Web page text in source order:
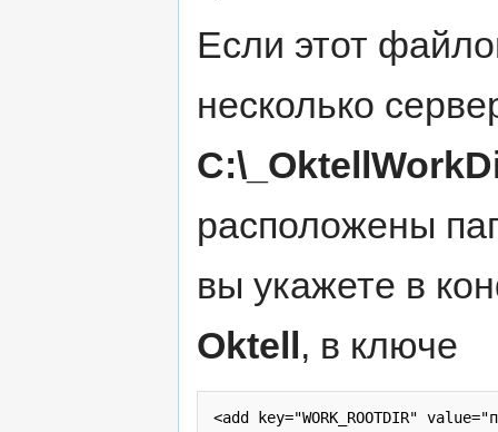
Если этот
несколько
расположены
вы укажете в
Oktell, в ключе